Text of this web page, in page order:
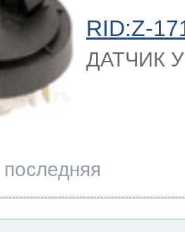
RID:Z-
ДАТЧИК